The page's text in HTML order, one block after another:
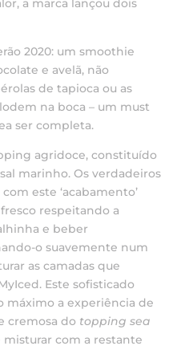
a marca lançou dois
2020: um smoothie
e avelã, não
de tapioca ou as
na boca – um must
ser completa.
agridoce, constituído
marinho. Os verdadeiros
este ‘acabamento’
respeitando a
e beber
o suavemente num
as camadas que
Este sofisticado
máximo a experiência de
cremosa do topping sea
misturar com a restante